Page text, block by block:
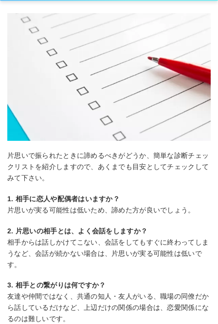
片思いで振られたときに諦めるべきがどうか、簡単な診断チェッ
クリストを紹介しますので、あくまでも目安としてチェックして
みて下さい。
1. 相手に恋人や配偶者はいますか？
片思いが実る可能性は低いため、諦めた方が良いでしょう。
2. 片思いの相手とは、よく会話をしますか？
相手からは話しかけてこない、会話をしてもすぐに終わってしま
うなど、会話が続かない場合は、片思いが実る可能性は低いで
す。
3. 相手との繋がりは何ですか？
友達や仲間ではなく、共通の知人・友人がいる、職場の同僚だか
ら話しているだけなど、上辺だけの関係の場合は、恋愛関係にな
るのは難しいです。